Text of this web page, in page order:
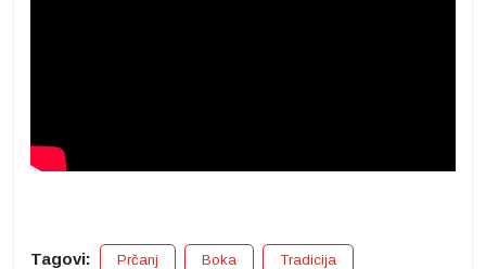
Tagovi: Prčanj Boka Tradicija